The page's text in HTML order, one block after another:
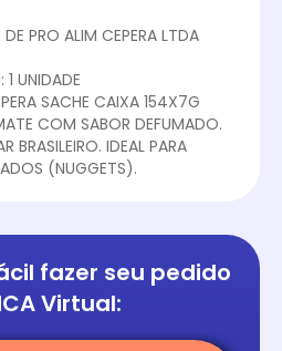
PRO ALIM CEPERA LTDA
UNIDADE
SACHE CAIXA 154X7G
COM SABOR DEFUMADO.
BRASILEIRO. IDEAL PARA
(NUGGETS).
fazer seu pedido
Virtual: